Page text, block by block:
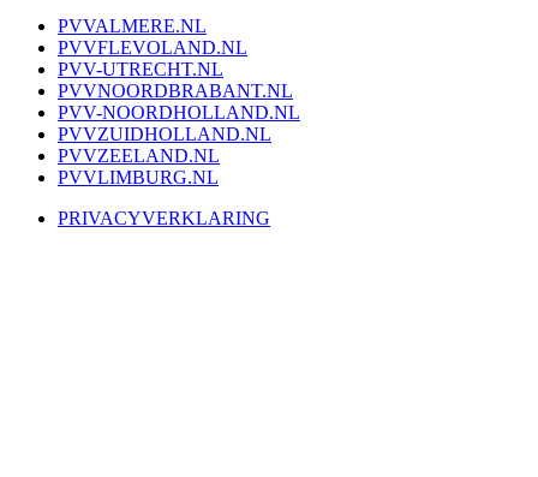
PVVALMERE.NL
PVVFLEVOLAND.NL
PVV-UTRECHT.NL
PVVNOORDBRABANT.NL
PVV-NOORDHOLLAND.NL
PVVZUIDHOLLAND.NL
PVVZEELAND.NL
PVVLIMBURG.NL
PRIVACYVERKLARING